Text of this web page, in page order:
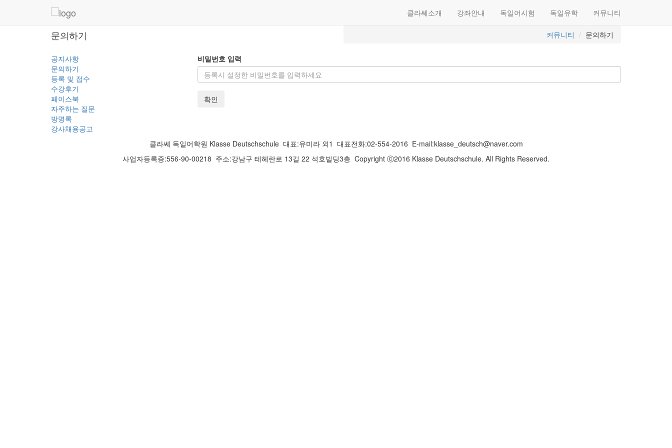
클라쎄소개 강좌안내 독일어시험 독일유학 커뮤니티
문의하기 커뮤니티 문의하기
공지사항
문의하기
등록 및 접수
수강후기
페이스북
자주하는 질문
방명록
강사채용공고
비밀번호 입력
확인
클라쎄 독일어학원 Klasse Deutschschule 대표:유미라 외1 대표전화:02-554-2016 E-mail:klasse_deutsch@naver.com
사업자등록증:556-90-00218 주소:강남구 테헤란로 13길 22 석호빌딩3층 Copyright ⓒ2016 Klasse Deutschschule. All Rights Reserved.